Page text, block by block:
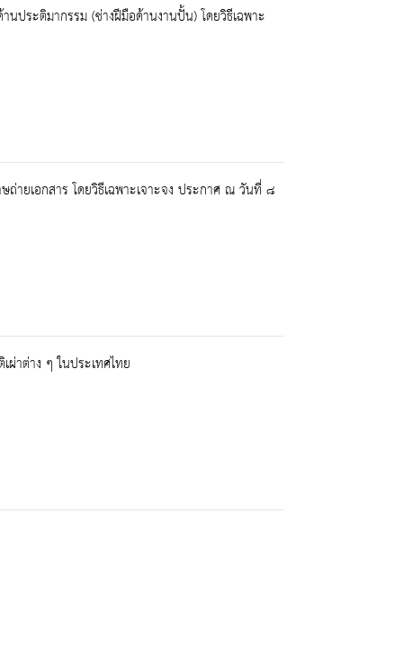
ประติมากรรม (ช่างฝีมือด้านงานปั้น) โดยวิธีเฉพาะ
ายเอกสาร โดยวิธีเฉพาะเจาะจง ประกาศ ณ วันที่ ๘
าต่าง ๆ ในประเทศไทย